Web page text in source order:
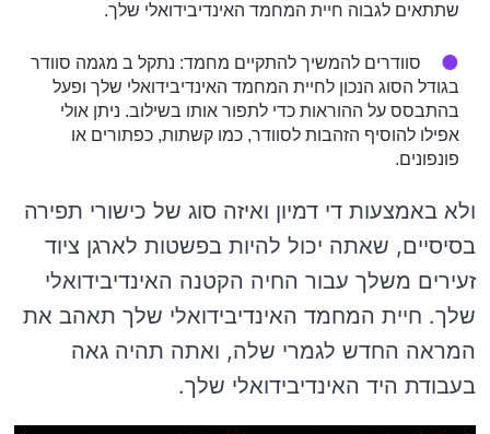
שתתאים לגבוה חיית המחמד האינדיבידואלי שלך.
סוודרים להמשיך להתקיים מחמד: נתקל ב מגמה סוודר
בגודל הסוג הנכון לחיית המחמד האינדיבידואלי שלך ופעל
בהתבסס על ההוראות כדי לתפור אותו בשילוב. ניתן אולי
אפילו להוסיף הזהבות לסוודר, כמו קשתות, כפתורים או
פונפונים.
ולא באמצעות די דמיון ואיזה סוג של כישורי תפירה
בסיסיים, שאתה יכול להיות בפשטות לארגן ציוד
זעירים משלך עבור החיה הקטנה האינדיבידואלי
שלך. חיית המחמד האינדיבידואלי שלך תאהב את
המראה החדש לגמרי שלה, ואתה תהיה גאה
בעבודת היד האינדיבידואלי שלך.